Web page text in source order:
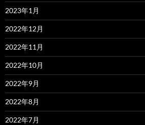
2023年1月
2022年12月
2022年11月
2022年10月
2022年9月
2022年8月
2022年7月